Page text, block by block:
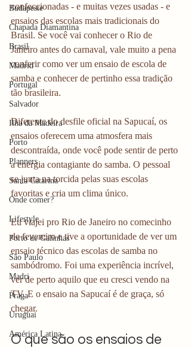
Budapeste
Chapada Diamantina
Brasil
Madrid
Portugal
Salvador
Ilha da Madeira
Porto
Planners
Santa Catarina
Onde comer?
Lifestyle
Porto de Galinhas
São Paulo
Madri
Praga
Uruguai
América Latina
confeccionadas - e muitas vezes usadas - e
ensaios das escolas mais tradicionais do
Brasil. Se você vai conhecer o Rio de
Janeiro antes do carnaval, vale muito a pena
conferir como ver um ensaio de escola de
samba e conhecer de pertinho essa tradição
tão brasileira.
Diferente do desfile oficial na Sapucaí, os
ensaios oferecem uma atmosfera mais
descontraída, onde você pode sentir de perto
a energia contagiante do samba. O pessoal
se junta na torcida pelas suas escolas
favoritas e cria um clima único.
Eu viajei pro Rio de Janeiro no comecinho
de fevereiro e tive a oportunidade de ver um
ensaio técnico das escolas de samba no
sambódromo. Foi uma experiência incrível,
ver de perto aquilo que eu cresci vendo na
TV. E o ensaio na Sapucaí é de graça, só
chegar.
O que são os ensaios de